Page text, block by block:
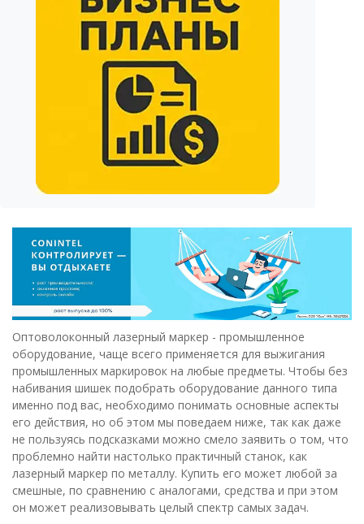
Оптоволоконный лазерный маркер - промышленное
оборудование, чаще всего применяется для выжигания
промышленных маркировок на любые предметы. Чтобы без
набивания шишек подобрать оборудование данного типа
именно под вас, необходимо понимать основные аспекты
его действия, но об этом мы поведаем ниже, так как даже
не пользуясь подсказками можно смело заявить о том, что
проблемно найти настолько практичный станок, как
лазерный маркер по металлу. Купить его может любой за
смешные, по сравнению с аналогами, средства и при этом
он может реализовывать целый спектр самых задач.